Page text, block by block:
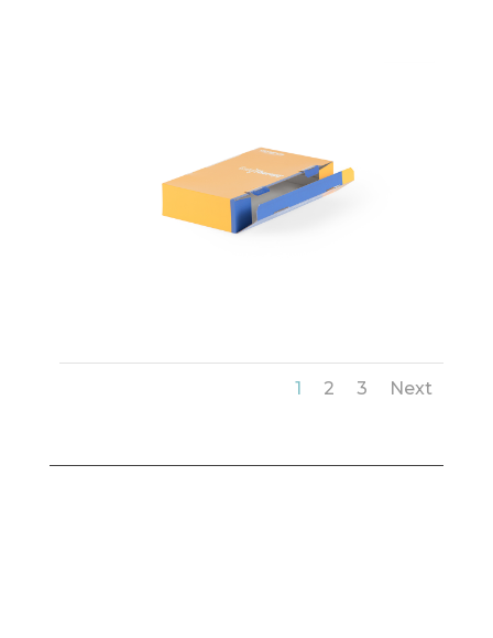
1 2 3 Next